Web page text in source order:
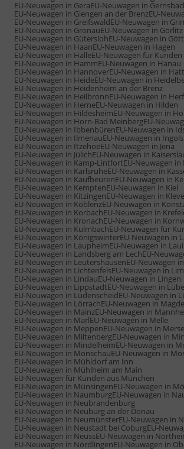
EU-Neuwagen in GeraEU-Neuwagen in
EU-Neuwagen in Giengen an der BrenzEU-
EU-Neuwagen in GreifswaldEU-Neuwagen in
EU-Neuwagen in GronauEU-Neuwagen in Görlitz
EU-Neuwagen in GüterslohEU-Neuwagen in
EU-Neuwagen in HaanEU-Neuwagen in Hagen
EU-Neuwagen in HalleEU-Neuwagen für
EU-Neuwagen in HammEU-Neuwagen in Hanau
EU-Neuwagen in HannoverEU-Neuwagen in
EU-Neuwagen in HeideEU-Neuwagen in
EU-Neuwagen in Heidenheim an der Brenz
EU-Neuwagen in HeilbronnEU-Neuwagen in
EU-Neuwagen in HerneEU-Neuwagen in Hilden
EU-Neuwagen in HildesheimEU-Neuwagen in
EU-Neuwagen in Horn-Bad MeinbergEU-
EU-Neuwagen in IbbenbürenEU-Neuwagen in
EU-Neuwagen in IlmenauEU-Neuwagen in
EU-Neuwagen in ItzehoeEU-Neuwagen in Jena
EU-Neuwagen in JülichEU-Neuwagen in
EU-Neuwagen in Kamp-LintfortEU-Neuwagen in
EU-Neuwagen in KarlsruheEU-Neuwagen in
EU-Neuwagen in KaufbeurenEU-Neuwagen in
EU-Neuwagen in KemptenEU-Neuwagen in Kiel
EU-Neuwagen in KitzingenEU-Neuwagen in Kleve
EU-Neuwagen in KoblenzEU-Neuwagen in
EU-Neuwagen in KorbachEU-Neuwagen in
EU-Neuwagen in KronachEU-Neuwagen in
EU-Neuwagen in KulmbachEU-Neuwagen für
EU-Neuwagen in KönigswinterEU-Neuwagen in
EU-Neuwagen in LaupheimEU-Neuwagen in
EU-Neuwagen in Landsberg am LechEU-
EU-Neuwagen in LeutershausenEU-Neuwagen
EU-Neuwagen in LichtenfelsEU-Neuwagen in
EU-Neuwagen in LindauEU-Neuwagen in Lingen
EU-Neuwagen in LippstadtEU-Neuwagen in
EU-Neuwagen in LüdenscheidEU-Neuwagen in
EU-Neuwagen in LörrachEU-Neuwagen in
EU-Neuwagen in MainzEU-Neuwagen in
EU-Neuwagen in MarlEU-Neuwagen in Melle
EU-Neuwagen in MeppenEU-Neuwagen in
EU-Neuwagen in MiltenbergEU-Neuwagen in
EU-Neuwagen in MindelheimEU-Neuwagen in
EU-Neuwagen in MonschauEU-Neuwagen in
EU-Neuwagen in Mühldorf am Inn
EU-Neuwagen in Mühlheim am Main
EU-Neuwagen für Kunden aus München
EU-Neuwagen in MünsingenEU-Neuwagen in
EU-Neuwagen in NaumburgEU-Neuwagen in
EU-Neuwagen in Neubrandenburg
EU-Neuwagen in Neuburg an der Donau
EU-Neuwagen in NeumünsterEU-Neuwagen in
EU-Neuwagen in Neustadt bei CoburgEU-
EU-Neuwagen in NeussEU-Neuwagen in
EU-Neuwagen in NördlingenEU-Neuwagen in